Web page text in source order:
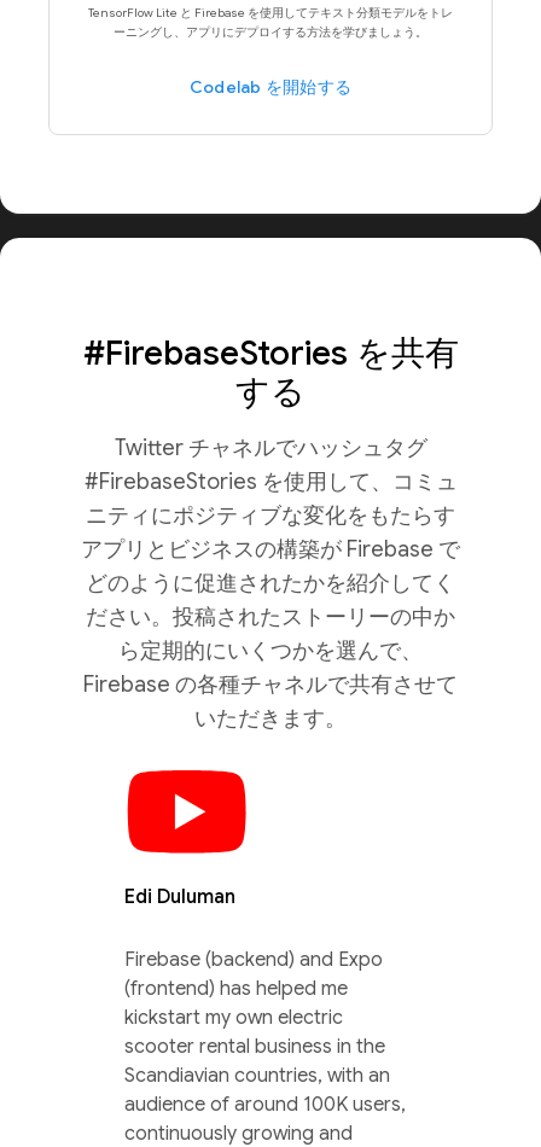
TensorFlow Lite と Firebase を使用してテキスト分類モデルをトレ
ーニングし、アプリにデプロイする方法を学びましょう。
Codelab を開始する
#FirebaseStories を共有
する
Twitter チャネルでハッシュタグ
#FirebaseStories を使用して、コミュ
ニティにポジティブな変化をもたらす
アプリとビジネスの構築が Firebase で
どのように促進されたかを紹介してく
ださい。投稿されたストーリーの中か
ら定期的にいくつかを選んで、
Firebase の各種チャネルで共有させて
いただきます。
Edi Duluman
Firebase (backend) and Expo
(frontend) has helped me
kickstart my own electric
scooter rental business in the
Scandiavian countries, with an
audience of around 100K users,
continuously growing and